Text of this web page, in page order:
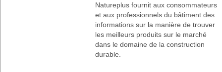
Natureplus fournit aux consommateurs
et aux professionnels du bâtiment des
informations sur la manière de trouver
les meilleurs produits sur le marché
dans le domaine de la construction
durable.